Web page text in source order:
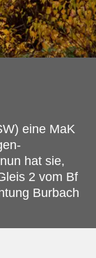
eine MaK
hat sie,
2 vom Bf
Burbach